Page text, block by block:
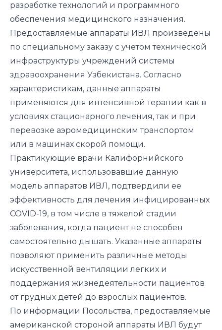
разработке технологий и программного
обеспечения медицинского назначения.
Предоставляемые аппараты ИВЛ произведены
по специальному заказу с учетом технической
инфраструктуры учреждений системы
здравоохранения Узбекистана. Согласно
характеристикам, данные аппараты
применяются для интенсивной терапии как в
условиях стационарного лечения, так и при
перевозке аэромедицинским транспортом
или в машинах скорой помощи.
Практикующие врачи Калифорнийского
университета, использовавшие данную
модель аппаратов ИВЛ, подтвердили ее
эффективность для лечения инфицированных
COVID-19, в том числе в тяжелой стадии
заболевания, когда пациент не способен
самостоятельно дышать. Указанные аппараты
позволяют применить различные методы
искусственной вентиляции легких и
поддержания жизнедеятельности пациентов
от грудных детей до взрослых пациентов.
По информации Посольства, предоставляемые
американской стороной аппараты ИВЛ будут